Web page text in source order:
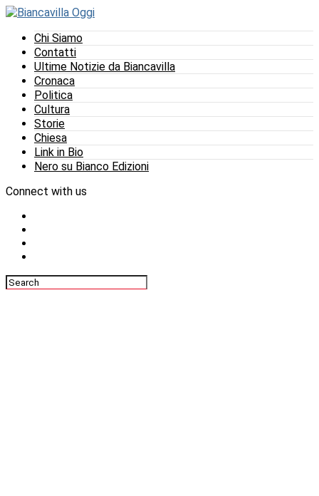
Chi Siamo
Contatti
Ultime Notizie da Biancavilla
Cronaca
Politica
Cultura
Storie
Chiesa
Link in Bio
Nero su Bianco Edizioni
Connect with us